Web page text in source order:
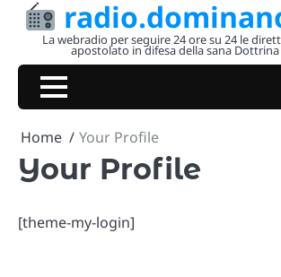
Skip
La webradio per seguire 24 ore su 24 le
apostolato in difesa della sana
Home Your Profile
Your Profile
[theme-my-login]